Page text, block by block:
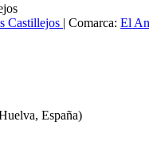
Castillejos | Comarca: El
España)